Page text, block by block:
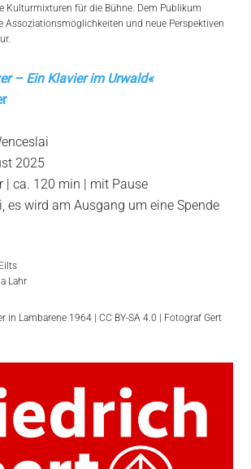
Kulturmixturen für die Bühne. Dem Publikum
Assoziationsmöglichkeiten und neue Perspektiven
– Ein Klavier im Urwald«
2025
| ca. 120 min | mit Pause
es wird am Ausgang um eine Spende
Lahr
in Lambarene 1964 | CC BY-SA 4.0 | Fotograf Gert